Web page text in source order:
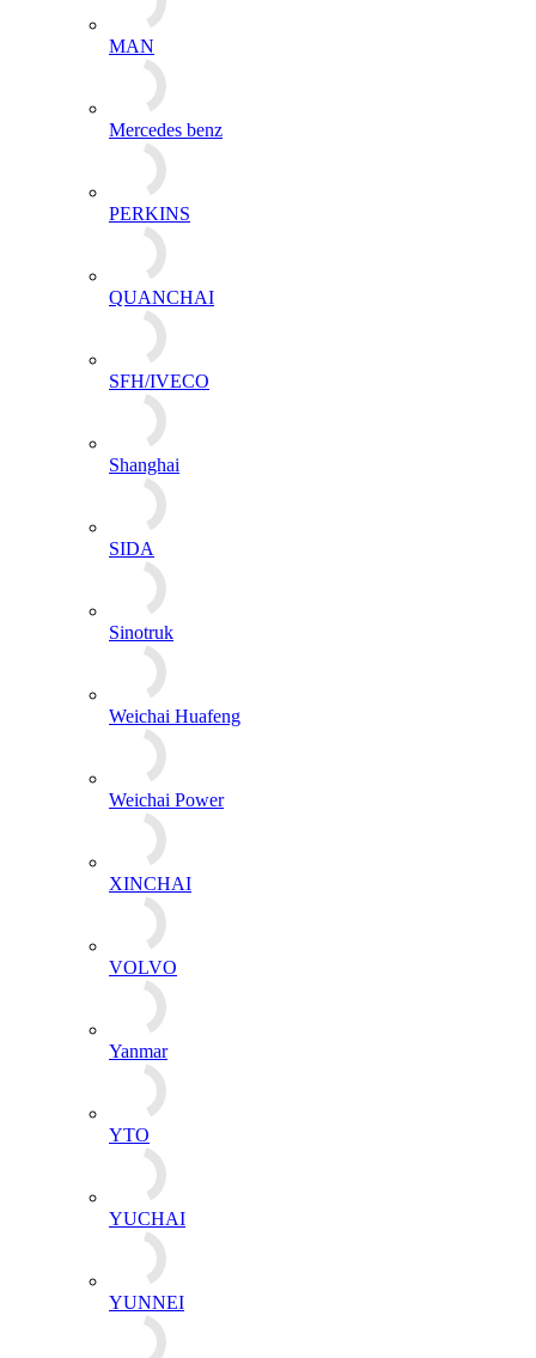
MAN
Mercedes benz
PERKINS
QUANCHAI
SFH/IVECO
Shanghai
SIDA
Sinotruk
Weichai Huafeng
Weichai Power
XINCHAI
VOLVO
Yanmar
YTO
YUCHAI
YUNNEI